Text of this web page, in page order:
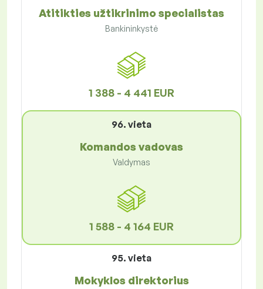
Atitikties užtikrinimo specialistas
Bankininkystė
1 388 - 4 441 EUR
96. vieta
Komandos vadovas
Valdymas
1 588 - 4 164 EUR
95. vieta
Mokyklos direktorius